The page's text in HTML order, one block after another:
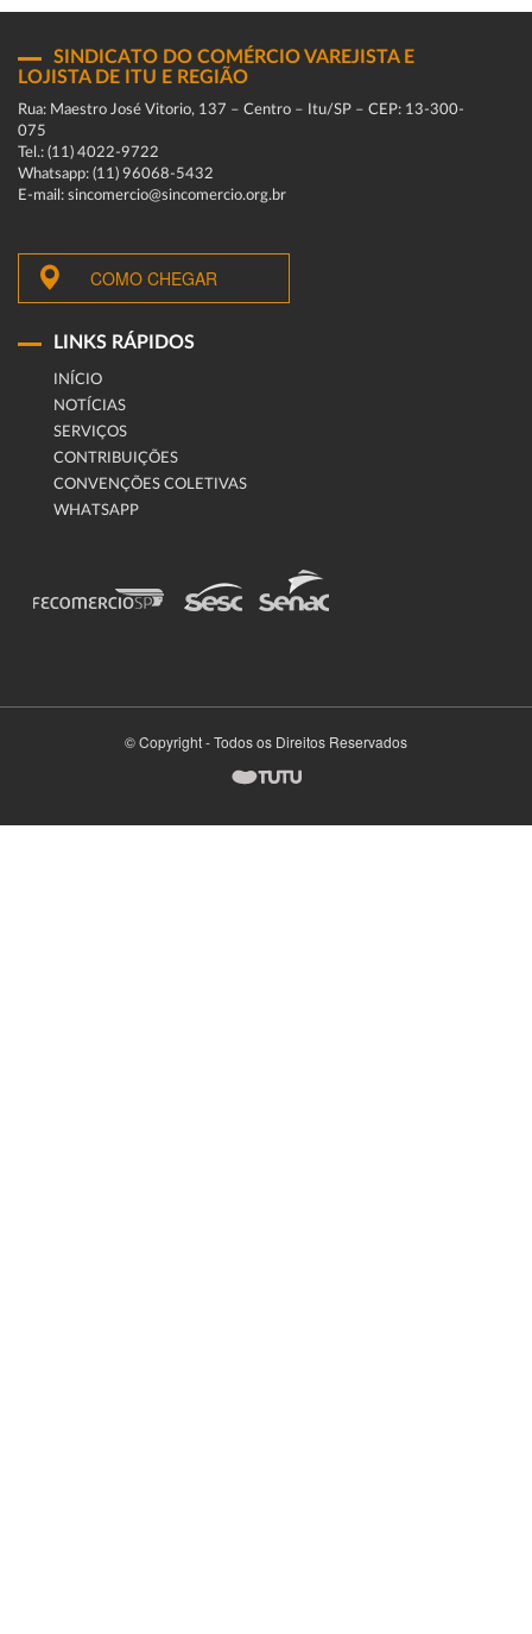
SINDICATO DO COMÉRCIO VAREJISTA E
LOJISTA DE ITU E REGIÃO
Rua: Maestro José Vitorio, 137 – Centro – Itu/SP – CEP: 13-300-
075
Tel.: (11) 4022-9722
Whatsapp: (11) 96068-5432
E-mail: sincomercio@sincomercio.org.br
COMO CHEGAR
LINKS RÁPIDOS
INÍCIO
NOTÍCIAS
SERVIÇOS
CONTRIBUIÇÕES
CONVENÇÕES COLETIVAS
WHATSAPP
© Copyright - Todos os Direitos Reservados